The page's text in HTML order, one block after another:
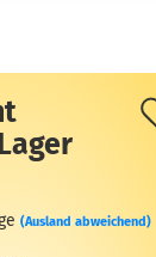
(Ausland abweichend)